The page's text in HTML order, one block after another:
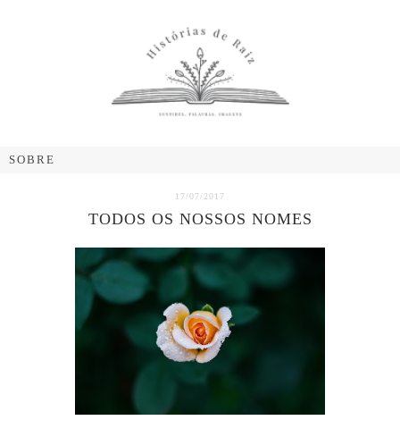
17/07/2017
TODOS OS NOSSOS NOMES